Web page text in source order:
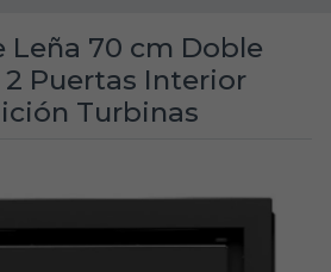
Leña 70 cm Doble
2 Puertas Interior
Turbinas